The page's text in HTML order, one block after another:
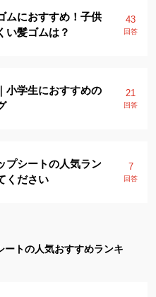
ムにおすすめ！子供
い髪ゴムは？
43
回答
小学生におすすめの
21
回答
プシートの人気ラン
ください
7
回答
ートの人気おすすめランキ